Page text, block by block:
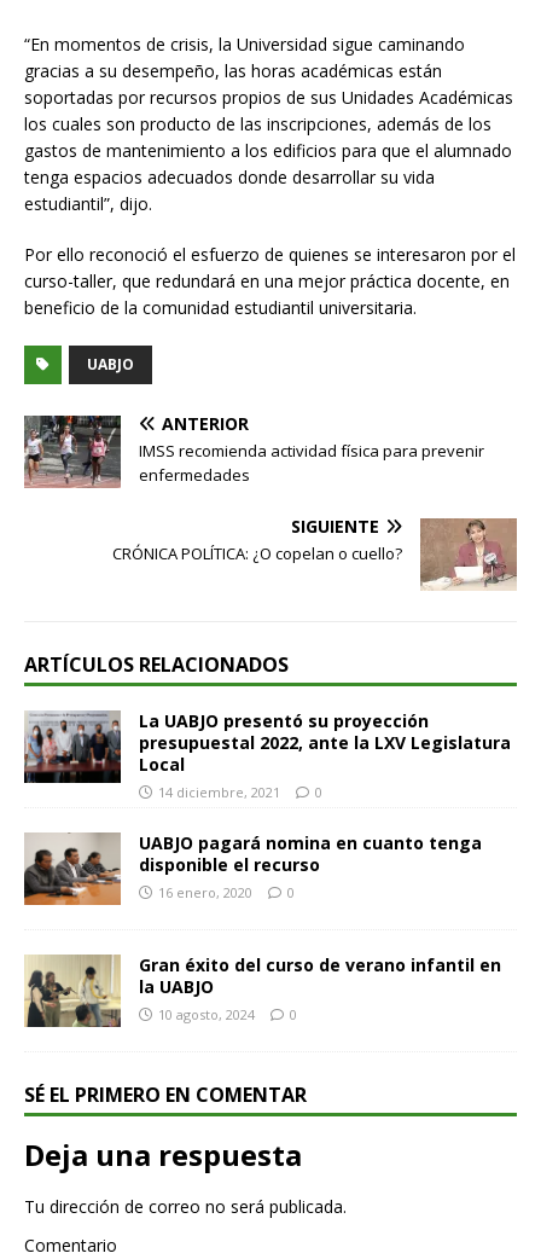
“En momentos de crisis, la Universidad sigue caminando
gracias a su desempeño, las horas académicas están
soportadas por recursos propios de sus Unidades Académicas
los cuales son producto de las inscripciones, además de los
gastos de mantenimiento a los edificios para que el alumnado
tenga espacios adecuados donde desarrollar su vida
estudiantil”, dijo.
Por ello reconoció el esfuerzo de quienes se interesaron por el
curso-taller, que redundará en una mejor práctica docente, en
beneficio de la comunidad estudiantil universitaria.
UABJO
ANTERIOR
IMSS recomienda actividad física para prevenir
enfermedades
SIGUIENTE
CRÓNICA POLÍTICA: ¿O copelan o cuello?
ARTÍCULOS RELACIONADOS
La UABJO presentó su proyección
presupuestal 2022, ante la LXV Legislatura
Local
14 diciembre, 2021 0
UABJO pagará nomina en cuanto tenga
disponible el recurso
16 enero, 2020 0
Gran éxito del curso de verano infantil en
la UABJO
10 agosto, 2024 0
SÉ EL PRIMERO EN COMENTAR
Deja una respuesta
Tu dirección de correo no será publicada.
Comentario